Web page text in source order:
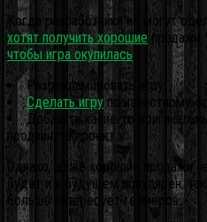
Когда разработчики не могут
хотят получить хорошие продажи
чтобы игра окупилась
Разрекламировать игру.
Сделать игрупо известному
Добавить какие-то
продвинуть проект.
Однако, даже хорошие продажи
будет и в будущем популярен, так
больше интересует геймеров.